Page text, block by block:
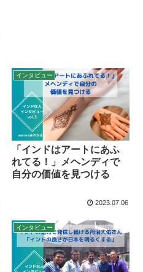
インタビュー
「インドはアートにあふ
れてる！」メヘンディで
自分の価値を見つける
2023.07.06
インタビュー